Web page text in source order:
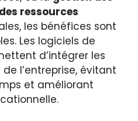
ressources
les bénéfices sont
Les logiciels de
d’intégrer les
l’entreprise, évitant
et améliorant